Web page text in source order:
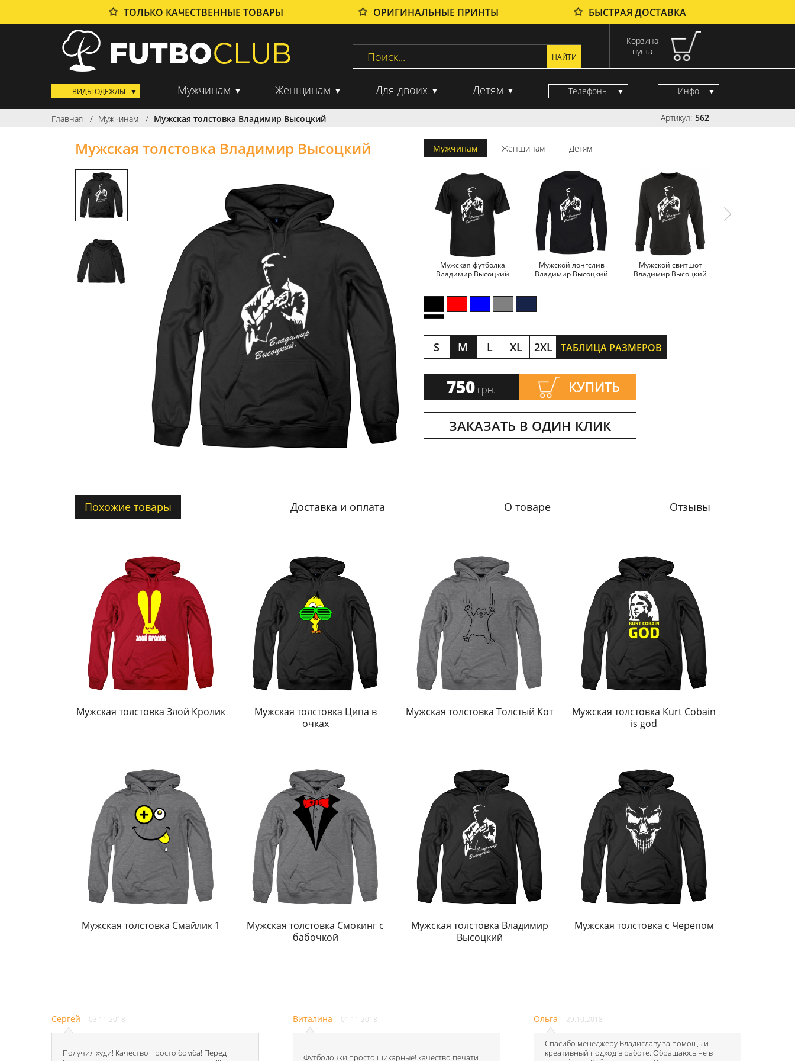
ТОЛЬКО КАЧЕСТВЕННЫЕ ТОВАРЫ ОРИГИНАЛЬНЫЕ ПРИНТЫ БЫСТРАЯ ДОСТАВКА
Корзина
пуста
ВИДЫ ОДЕЖДЫ Мужчинам Женщинам Для двоих Детям Телефоны Инфо
Главная Мужчинам Мужская толстовка Владимир Высоцкий Артикул: 562
Мужская толстовка Владимир Высоцкий Мужчинам Женщинам Детям
Мужская футболка
Владимир Высоцкий
Мужской лонгслив
Владимир Высоцкий
Мужской свитшот
Владимир Высоцкий
S M L XL 2XL ТАБЛИЦА РАЗМЕРОВ
750 грн. КУПИТЬ
ЗАКАЗАТЬ В ОДИН КЛИК
Похожие товары Доставка и оплата О товаре Отзывы
Мужская толстовка Злой Кролик
Мужская толстовка Ципа в
очках
Мужская толстовка Толстый Кот
Мужская толстовка Kurt Cobain
is god
Мужская толстовка Смайлик 1
Мужская толстовка Смокинг с
бабочкой
Мужская толстовка Владимир
Высоцкий
Мужская толстовка с Черепом
Сергей 03.11.2018
Получил худи! Качество просто бомба! Перед
Виталина 01.11.2018
Футболочки просто шикарные! качество печати
Ольга 29.10.2018
Спасибо менеджеру Владиславу за помощь и
креативный подход в работе. Обращаюсь не в